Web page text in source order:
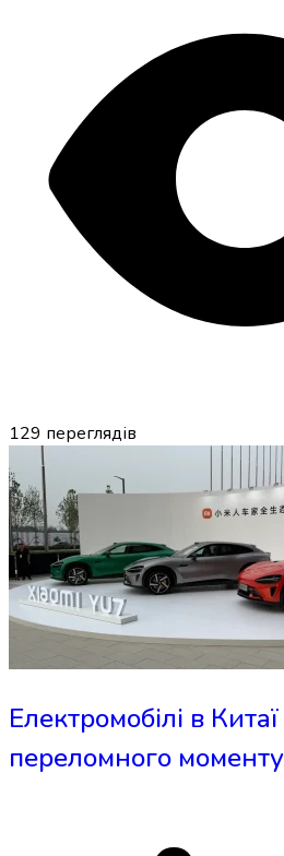
129 переглядів
Електромобілі в
переломного